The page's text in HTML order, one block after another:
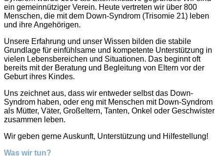
ein gemeinnütziger Verein. Heute vertreten wir über 800
Menschen, die mit dem Down-Syndrom (Trisomie 21) leben
und ihre Angehörigen.
Unsere Erfahrung und unser Wissen bilden die stabile
Grundlage für einfühlsame und kompetente Unterstützung in
vielen Lebensbereichen und Situationen. Das beginnt oft
bereits mit der Beratung und Begleitung von Eltern vor der
Geburt ihres Kindes.
Uns zeichnet aus, dass wir entweder selbst das Down-
Syndrom haben, oder eng mit Menschen mit Down-Syndrom
als Mütter, Väter, Großeltern, Tanten, Onkel oder Geschwister
zusammen leben.
Wir geben gerne Auskunft, Unterstützung und Hilfestellung!
Was wir tun?